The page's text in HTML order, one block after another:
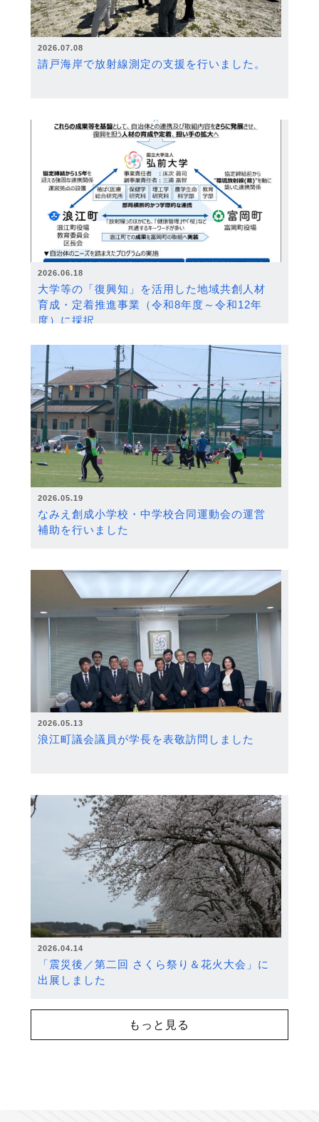
2026.07.08
請戸海岸で放射線測定の支援を行いました。
2026.06.18
大学等の「復興知」を活用した地域共創人材
育成・定着推進事業（令和8年度～令和12年
度）に採択
2026.05.19
なみえ創成小学校・中学校合同運動会の運営
補助を行いました
2026.05.13
浪江町議会議員が学長を表敬訪問しました
2026.04.14
「震災後／第二回 さくら祭り＆花火大会」に
出展しました
もっと見る